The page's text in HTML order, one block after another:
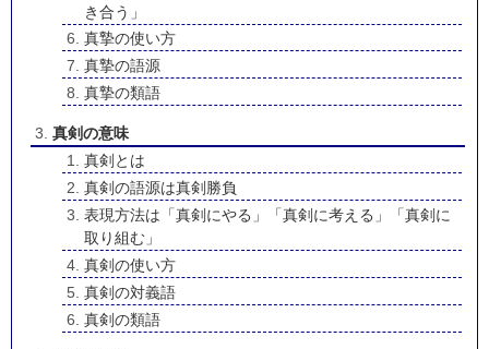
き合う」
真摯の使い方
真摯の語源
真摯の類語
真剣の意味
真剣とは
真剣の語源は真剣勝負
表現方法は「真剣にやる」「真剣に考える」「真剣に
取り組む」
真剣の使い方
真剣の対義語
真剣の類語